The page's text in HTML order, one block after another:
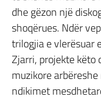
dhe gëzon një
shoqërues. Ndër
trilogjia e vlerësuar
Zjarri, projekte
muzikore
ndikimet